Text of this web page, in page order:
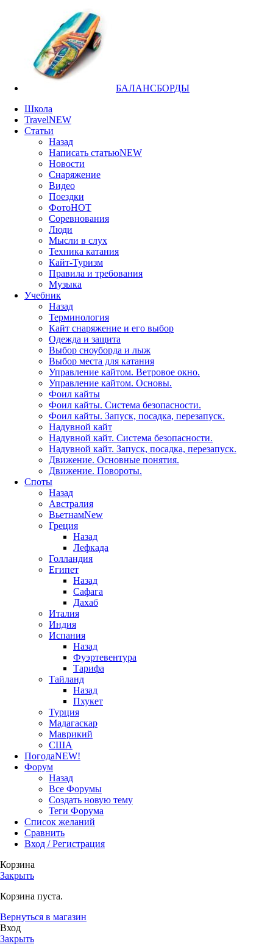
БАЛАНСБОРДЫ
Школа
TravelNEW
Статьи
Назад
Написать статьюNEW
Новости
Снаряжение
Видео
Поездки
ФотоHOT
Соревнования
Люди
Мысли в слух
Техника катания
Кайт-Туризм
Правила и требования
Музыка
Учебник
Назад
Терминология
Кайт снаряжение и его выбор
Одежда и защита
Выбор сноуборда и лыж
Выбор места для катания
Управление кайтом. Ветровое окно.
Управление кайтом. Основы.
Фоил кайты
Фоил кайты. Система безопасности.
Фоил кайты. Запуск, посадка, перезапуск.
Надувной кайт
Надувной кайт. Система безопасности.
Надувной кайт. Запуск, посадка, перезапуск.
Движение. Основные понятия.
Движение. Повороты.
Споты
Назад
Австралия
ВьетнамNew
Греция
Назад
Лефкада
Голландия
Египет
Назад
Сафага
Дахаб
Италия
Индия
Испания
Назад
Фуэртевентура
Тарифа
Тайланд
Назад
Пхукет
Турция
Мадагаскар
Маврикий
США
ПогодаNEW!
Форум
Назад
Все Форумы
Создать новую тему
Теги Форума
Список желаний
Сравнить
Вход / Регистрация
Корзина
Закрыть
Корзина пуста.
Вернуться в магазин
Вход
Закрыть